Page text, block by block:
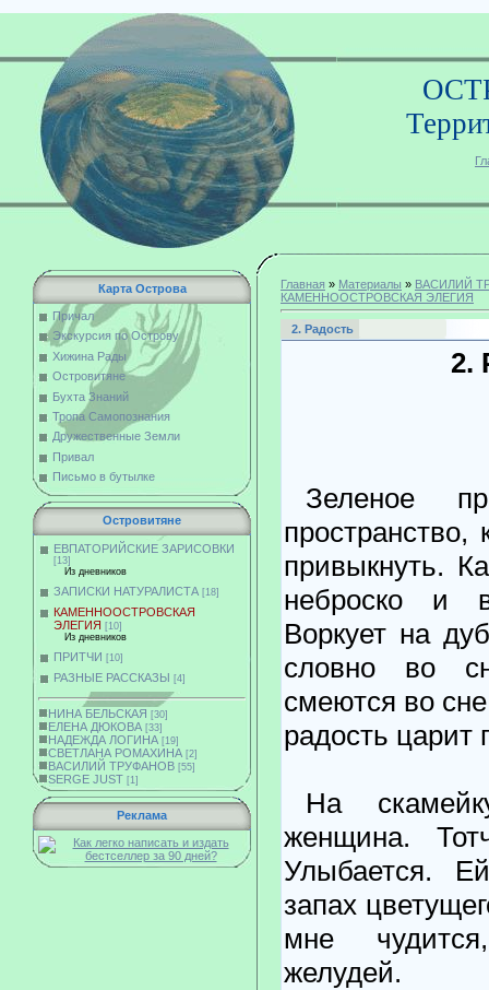
Карта Острова
Причал
Экскурсия по Острову
Хижина Рады
Островитяне
Бухта Знаний
Тропа Самопознания
Дружественные Земли
Привал
Письмо в бутылке
Островитяне
ЕВПАТОРИЙСКИЕ ЗАРИСОВКИ
[13]
Из дневников
ЗАПИСКИ НАТУРАЛИСТА [18]
КАМЕННООСТРОВСКАЯ
ЭЛЕГИЯ [10]
Из дневников
ПРИТЧИ [10]
РАЗНЫЕ РАССКАЗЫ [4]
НИНА БЕЛЬСКАЯ [30]
ЕЛЕНА ДЮКОВА [33]
НАДЕЖДА ЛОГИНА [19]
СВЕТЛАНА РОМАХИНА [2]
ВАСИЛИЙ ТРУФАНОВ [55]
SERGE JUST [1]
Реклама
Главная » Материалы » ВАСИЛИЙ
КАМЕННООСТРОВСКАЯ ЭЛЕГИЯ
2. Радость
2.
Зеленое
пространство,
привыкнуть.
неброско и
Воркует на
словно во
смеются во
радость царит
На
женщина.
Улыбается.
запах
мне
желудей.